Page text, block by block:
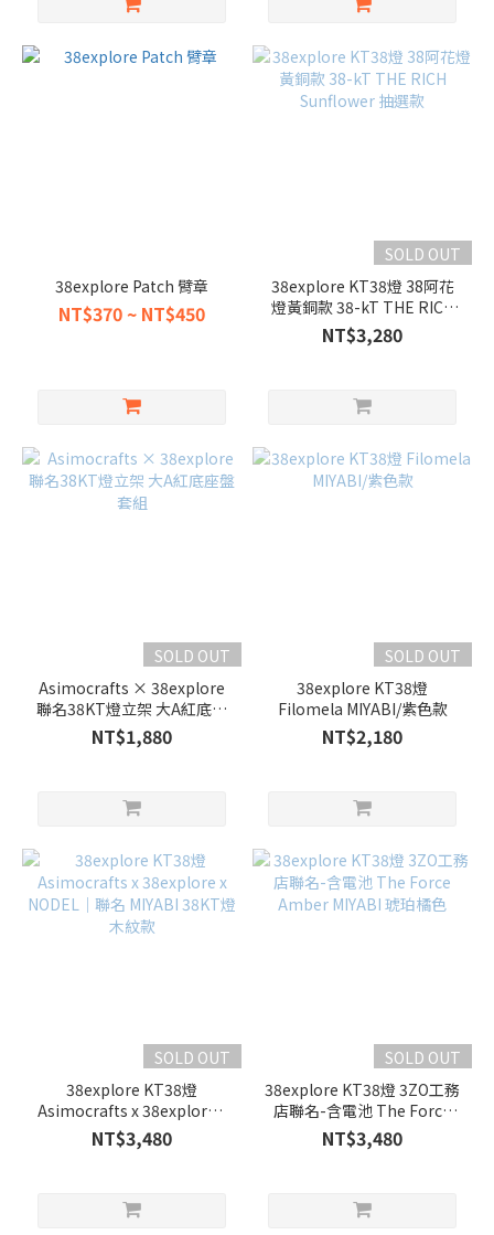
38explore Patch 臂章
NT$370 ~ NT$450
SOLD OUT
38explore KT38燈 38阿花
燈黃銅款 38-kT THE RICH
Sunflower 抽選款
NT$3,280
SOLD OUT
Asimocrafts × 38explore
聯名38KT燈立架 大A紅底座
盤套組
NT$1,880
SOLD OUT
38explore KT38燈
Filomela MIYABI/紫色款
NT$2,180
SOLD OUT
38explore KT38燈
Asimocrafts x 38explore x
NODEL｜聯名 MIYABI 38KT
燈 木紋款
NT$3,480
SOLD OUT
38explore KT38燈 3ZO工務
店聯名-含電池 The Force
Amber MIYABI 琥珀橘色
NT$3,480